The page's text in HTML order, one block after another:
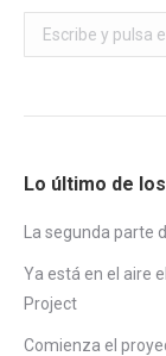
Buscar:
Lo último de
La segunda parte
Ya está en el aire
Project
Comienza el